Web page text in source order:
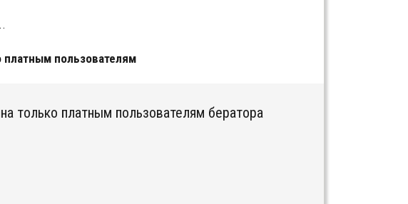
пользователям
только платным пользователям бератора